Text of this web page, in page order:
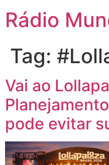
Rádio
Tag:
Vai ao
pode evitar